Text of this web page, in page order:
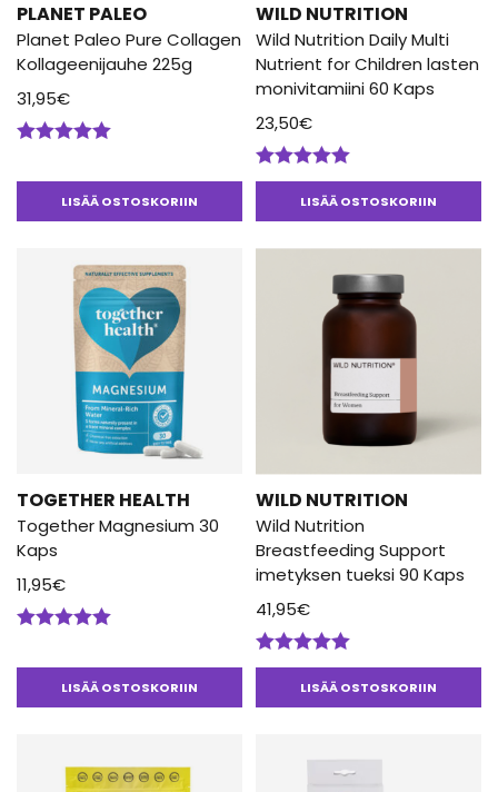
PLANET PALEO
Planet Paleo Pure Collagen
Kollageenijauhe 225g
31,95€
LISÄÄ OSTOSKORIIN
WILD NUTRITION
Wild Nutrition Daily Multi
Nutrient for Children lasten
monivitamiini 60 Kaps
23,50€
Arvostelu
tuotteesta:LISÄÄ OSTOSKORIIN
TOGETHER HEALTH
Together Magnesium 30
Kaps
11,95€
LISÄÄ OSTOSKORIIN
WILD NUTRITION
Wild Nutrition
Breastfeeding Support
imetyksen tueksi 90 Kaps
41,95€
Arvostelu
tuotteesta:LISÄÄ OSTOSKORIIN